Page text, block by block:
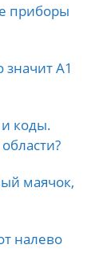
приборы
значит А1
коды.
маячок,
налево